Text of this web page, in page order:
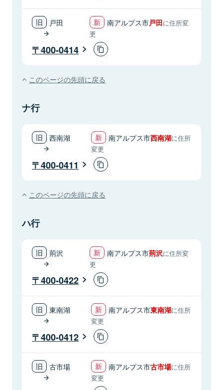
戸田 南アルプス市戸田に住所変
更
400-0414
このページの先頭に戻る
ナ行
西南湖 南アルプス市西南湖に住所
変更
400-0411
このページの先頭に戻る
ハ行
荊沢 南アルプス市荊沢に住所変
更
400-0422
東南湖 南アルプス市東南湖に住所
変更
400-0412
古市場 南アルプス市古市場に住所
変更